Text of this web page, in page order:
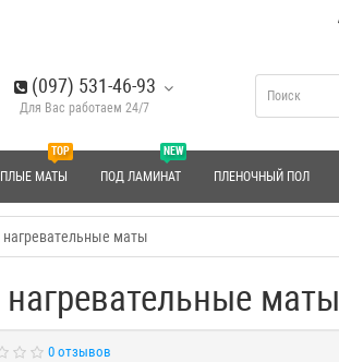
(097) 531-46-93
Для Вас работаем 24/7
TOP
МАТЫ
NEW
ПОД ЛАМИНАТ ПЛЕНОЧНЫЙ ПОЛ
маты
маты
0 отзывов